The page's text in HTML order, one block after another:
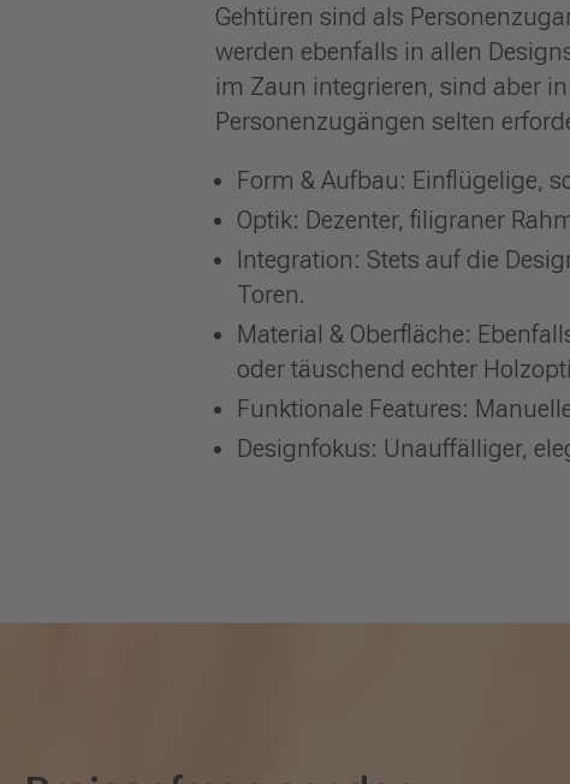
Gehtüren sind als
werden ebenfalls in allen
im Zaun integrieren, sind aber
Personenzugängen selten
Form & Aufbau: Einflügelige,
Optik: Dezenter, filigraner
Integration: Stets auf die
Toren.
Material & Oberfläche:
oder täuschend echter
Funktionale Features:
Designfokus: Unauffälliger,